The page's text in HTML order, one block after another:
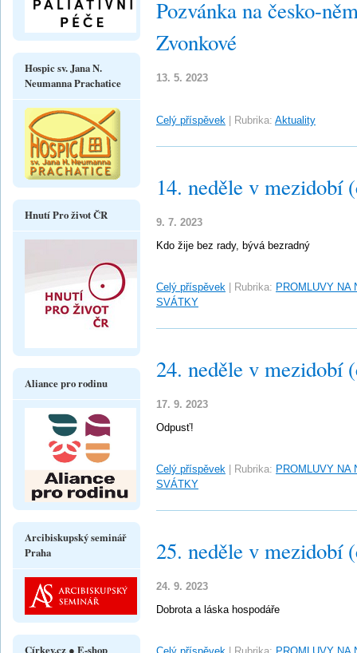
Pozvánka na česko-
Zvonkové
13. 5. 2023
Celý příspěvek Rubrika: Aktuality
14. neděle v mezidobí
9. 7. 2023
Kdo žije bez rady, bývá bezradný
Celý příspěvek Rubrika: PROMLUVY NA
SVÁTKY
24. neděle v mezidobí
17. 9. 2023
Odpusť!
Celý příspěvek Rubrika: PROMLUVY NA
SVÁTKY
25. neděle v mezidobí
24. 9. 2023
Dobrota a láska hospodáře
Hospic sv. Jana N.
Neumanna Prachatice
Hnutí Pro život ČR
Aliance pro rodinu
Arcibiskupský seminář
Praha
Církev.cz ● E-shop